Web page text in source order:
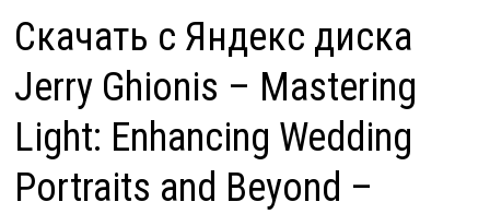
Скачать с Яндекс диска
Jerry Ghionis – Mastering
Light: Enhancing Wedding
Portraits and Beyond –